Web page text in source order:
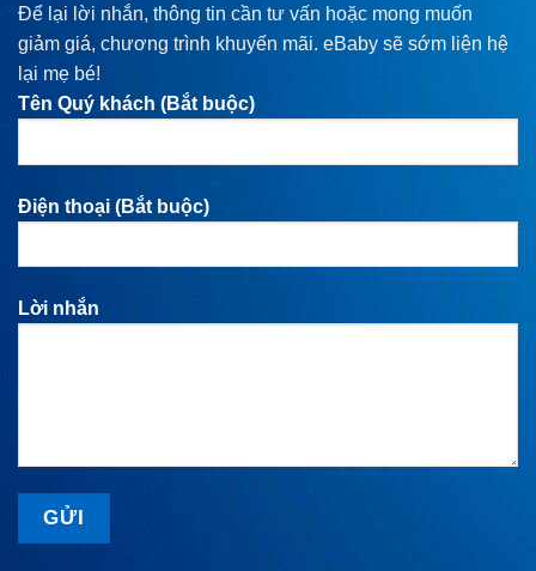
Để lại lời nhắn, thông tin cần tư vấn hoặc mong muốn
giảm giá, chương trình khuyến mãi. eBaby sẽ sớm liện hệ
lại mẹ bé!
Tên Quý khách (Bắt buộc)
Điện thoại (Bắt buộc)
Lời nhắn